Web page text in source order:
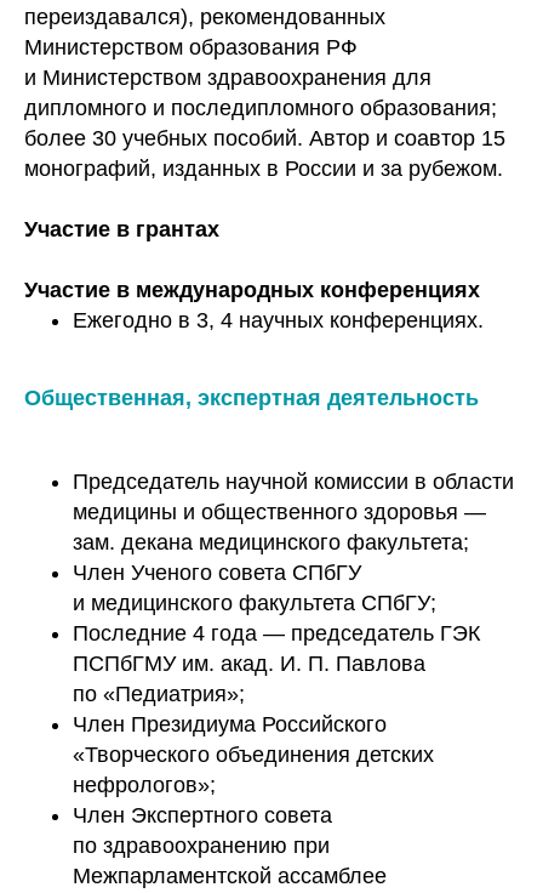
переиздавался), рекомендованных
Министерством образования РФ
и Министерством здравоохранения для
дипломного и последипломного образования;
более 30 учебных пособий. Автор и соавтор 15
монографий, изданных в России и за рубежом.
Участие в грантах
Участие в международных конференциях
Ежегодно в 3, 4 научных конференциях.
Общественная, экспертная деятельность
Председатель научной комиссии в области
медицины и общественного здоровья —
зам. декана медицинского факультета;
Член Ученого совета СПбГУ
и медицинского факультета СПбГУ;
Последние 4 года — председатель ГЭК
ПСПбГМУ им. акад. И. П. Павлова
по «Педиатрия»;
Член Президиума Российского
«Творческого объединения детских
нефрологов»;
Член Экспертного совета
по здравоохранению при
Межпарламентской ассамблее